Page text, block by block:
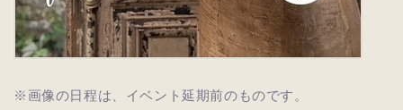
※画像の日程は、イベント延期前のものです。